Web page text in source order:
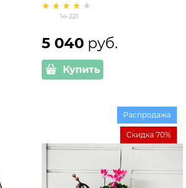
14-221
5 040 руб.
Купить
Распродажа
Скидка 70%